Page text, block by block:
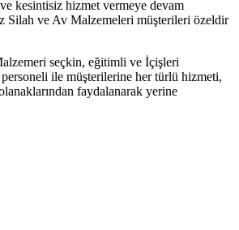
kesintisiz hizmet vermeye devam
Silah ve Av Malzemeleri müşterileri özeldir
seçkin, eğitimli ve İçişleri
ile müşterilerine her türlü hizmeti,
faydalanarak yerine